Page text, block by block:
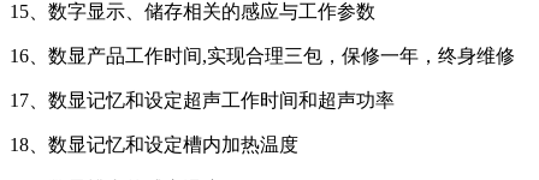
15、数字显示、储存相关的感应与工作参数
16、数显产品工作时间,实现合理三包，保修一年，终身维修
17、数显记忆和设定超声工作时间和超声功率
18、数显记忆和设定槽内加热温度